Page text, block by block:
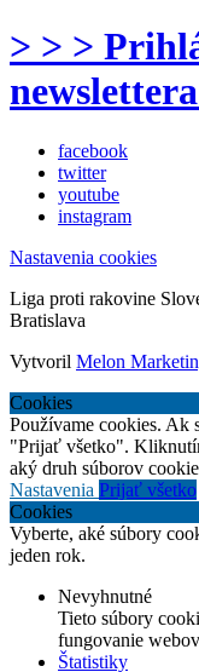
> > >
facebook
twitter
youtube
instagram
Nastavenia cookies
Liga proti rakovine
Bratislava
Vytvoril Melon
Cookies
Používame cookies. Ak
"Prijať všetko".
aký druh súborov
Nastavenia Prijať všetko
Cookies
Vyberte, aké súbory
jeden rok.
Nevyhnutné
Tieto súbory
fungovanie
Štatistiky